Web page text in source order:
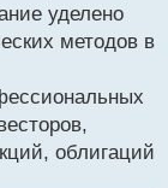
уделено
методов в
облигаций